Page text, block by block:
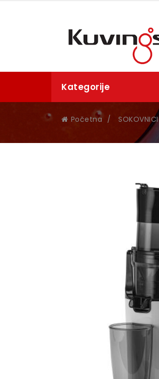
Kategorije
Početna / SOKOVNICI